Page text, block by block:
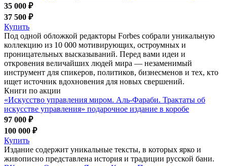
35 000 ₽
37 500 ₽
Купить
Под одной обложкой редакторы Forbes собрали уникальную
коллекцию из 10 000 мотивирующих, остроумных и
проницательных высказываний. Перед вами идеи и
откровения величайших людей мира — незаменимый
инструмент для спикеров, политиков, бизнесменов и тех, кто
ищет источник вдохновения для новых свершений.
Книги по акции
«Искусство управления миром. Аль-Фараби. Трактаты об
искусстве управления» подарочное издание в коробе
97 000 ₽
100 000 ₽
Купить
Издание содержит уникальные тексты, в которых ярко и
живописно представлена история и традиции русской бани.